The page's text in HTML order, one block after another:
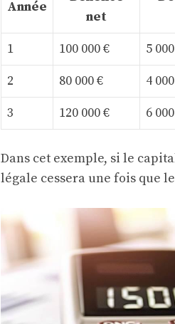
Année
net
1
100 000 € 5
2
80 000 € 4
3
120 000 € 6
Dans cet exemple, si le
légale cessera une fois que